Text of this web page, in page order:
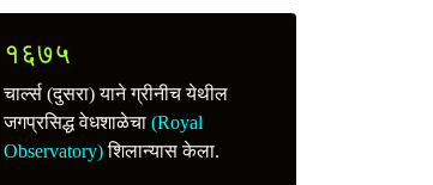
१६७५
चार्ल्स (दुसरा) याने ग्रीनीच येथील
जगप्रसिद्ध वेधशाळेचा (Royal
Observatory)शिलान्यास केला.